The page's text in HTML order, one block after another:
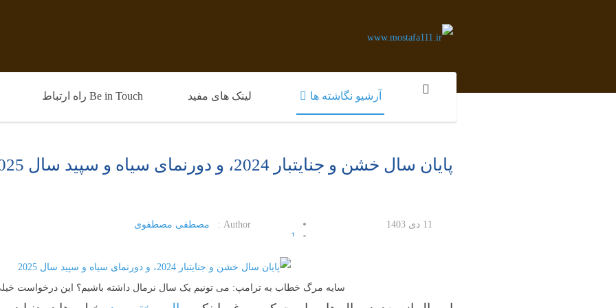
آرشیو نگاشته ها لینک های مفید Be in Touch راه ارتباط
پایان سال خشن و جنایتبار 2024، و دورنمای سیاه و سپید سال 2025
11 دی 1403
1
4
Author : مصطفی مصطفوی
سایه مرگ خطاب به ترامپ: می تونیم یک سال نرمال داشته باشیم؟ این درخواست